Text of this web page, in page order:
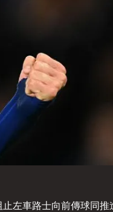
左車路士向前傳球同